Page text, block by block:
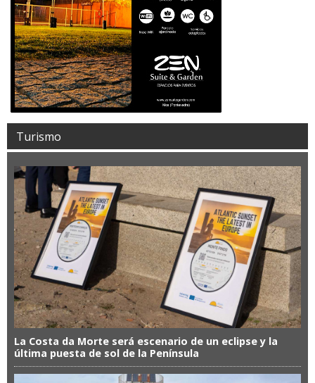
Turismo
La Costa da Morte será escenario de un eclipse y la
última puesta de sol de la Península